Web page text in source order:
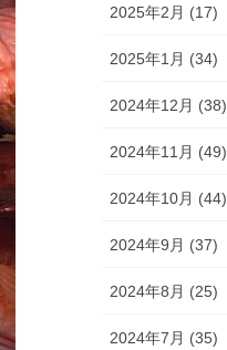
2025年2月 (17)
2025年1月 (34)
2024年12月 (38)
2024年11月 (49)
2024年10月 (44)
2024年9月 (37)
2024年8月 (25)
2024年7月 (35)